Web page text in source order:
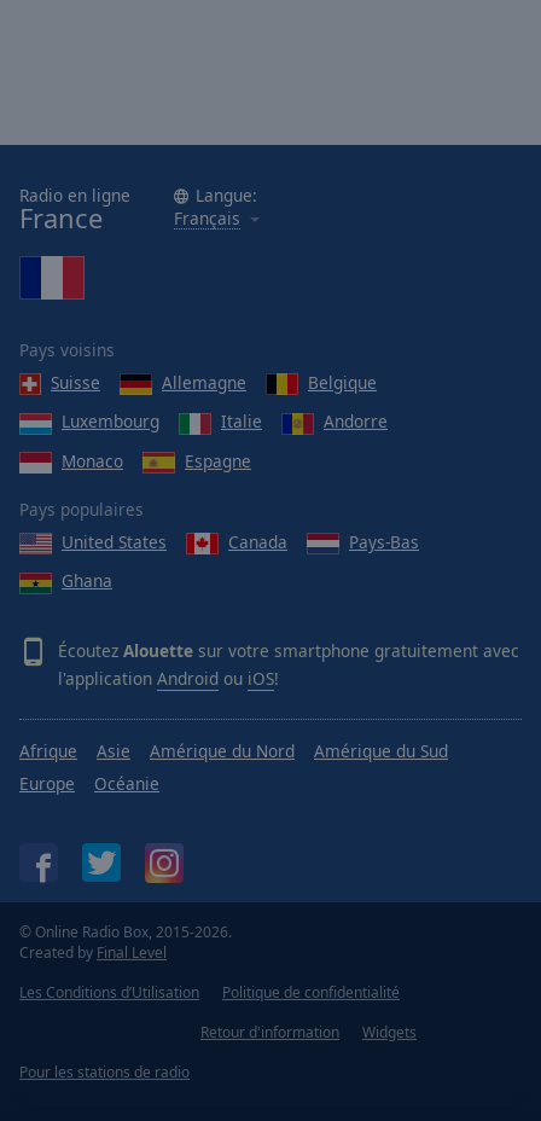
Radio en ligne
France
Langue:
Français
Pays voisins
Suisse
Allemagne
Belgique
Luxembourg
Italie
Andorre
Monaco
Espagne
Pays populaires
United States
Canada
Pays-Bas
Ghana
Écoutez Alouette sur votre smartphone gratuitement avec
l'application Android ou iOS!
Afrique Asie Amérique du Nord
Amérique du Sud
Europe
Océanie
© Online Radio Box, 2015-2026.
Created by Final Level
Les Conditions d’Utilisation
Politique de confidentialité
Retour d'information
Widgets
Pour les stations de radio